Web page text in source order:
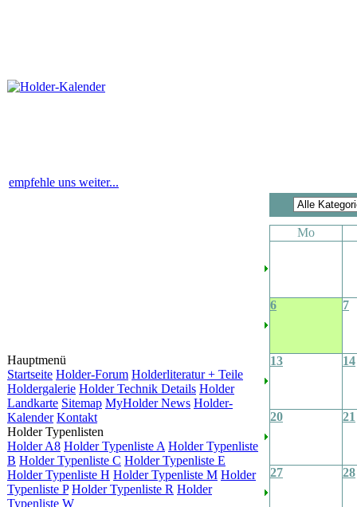
empfehle uns weiter...
Hauptmenü
Startseite Holder-Forum Holderliteratur + Teile
Holdergalerie Holder Technik Details Holder
Landkarte Sitemap MyHolder News Holder-
Kalender Kontakt
Holder Typenlisten
Holder A8 Holder Typenliste A Holder Typenliste
B Holder Typenliste C Holder Typenliste E
Holder Typenliste H Holder Typenliste M Holder
Typenliste P Holder Typenliste R Holder
Typenliste W
Mo
6 7
13 14
20 21
27 28